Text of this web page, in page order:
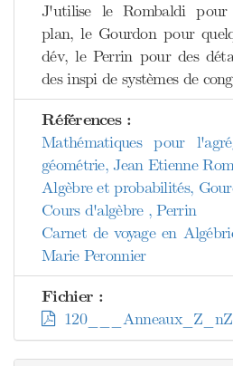
J'utilise le Rombaldi
plan, le Gourdon pour
dév, le Perrin pour des
des inspi de systèmes de
Références :
Mathématiques pour
géométrie, Jean Etienne
Algèbre et probabilités,
Cours d'algèbre , Perrin
Carnet de voyage en
Marie Peronnier
Fichier :